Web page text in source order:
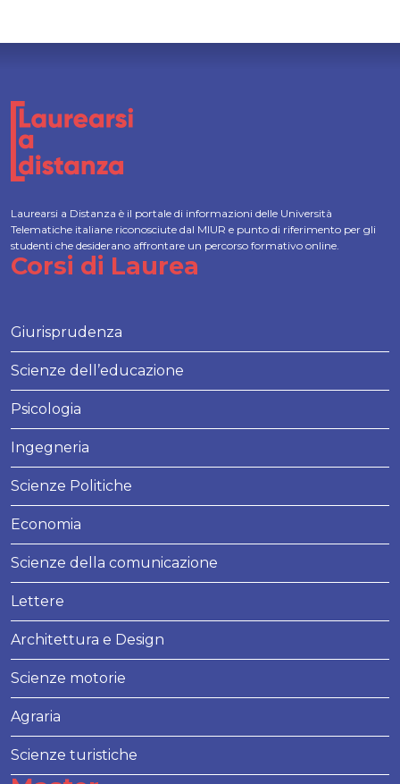
Laurearsi a Distanza è il portale di informazioni delle Università
Telematiche italiane riconosciute dal MIUR e punto di riferimento per gli
studenti che desiderano affrontare un percorso formativo online.
Corsi di Laurea
Giurisprudenza
Scienze dell’educazione
Psicologia
Ingegneria
Scienze Politiche
Economia
Scienze della comunicazione
Lettere
Architettura e Design
Scienze motorie
Agraria
Scienze turistiche